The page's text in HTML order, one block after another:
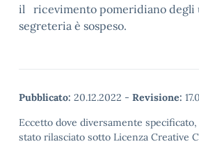
il ricevimento pomeridiano degli
segreteria è sospeso.
Pubblicato: 20.12.2022 - Revisione:
Eccetto dove diversamente
stato rilasciato sotto Licenza Creative